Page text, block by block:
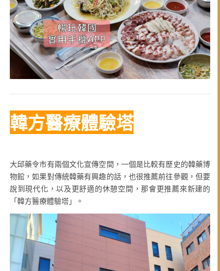
韓方醫療體驗塔
大邱藥令市有兩個文化宣傳空間，一個是比較有歷史的韓藥博
物館，如果對傳統韓藥有興趣的話，也很推薦前往參觀，但要
說到現代化，以及更舒適的休憩空間，那會更推薦來新建的
「韓方醫療體驗塔」。